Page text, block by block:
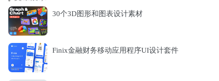
30个3D图形和图表设计素材
Finix金融财务移动应用程序UI设计套件